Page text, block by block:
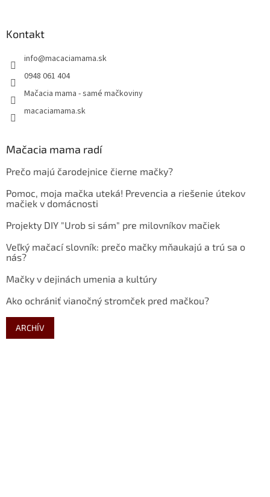
Kontakt
info@macaciamama.sk
0948 061 404
Mačacia mama - samé mačkoviny
macaciamama.sk
Mačacia mama radí
Prečo majú čarodejnice čierne mačky?
Pomoc, moja mačka uteká! Prevencia a riešenie útekov
mačiek v domácnosti
Projekty DIY "Urob si sám" pre milovníkov mačiek
Veľký mačací slovník: prečo mačky mňaukajú a trú sa o
nás?
Mačky v dejinách umenia a kultúry
Ako ochrániť vianočný stromček pred mačkou?
ARCHÍV